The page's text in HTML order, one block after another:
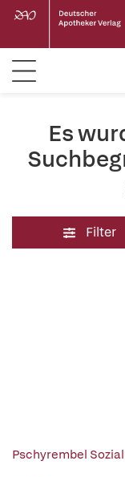
Es
Filter
Pschyrembel